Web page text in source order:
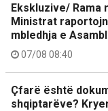
Ekskluzive/ Rama
Ministrat
mbledhja e
07/08 08:40
Çfarë është
shqiptarëve?